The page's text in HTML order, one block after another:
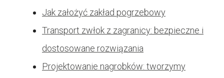
Jak założyć zakład pogrzebowy
Transport zwłok z zagranicy: bezpieczne i
dostosowane rozwiązania
Projektowanie nagrobków: tworzymy